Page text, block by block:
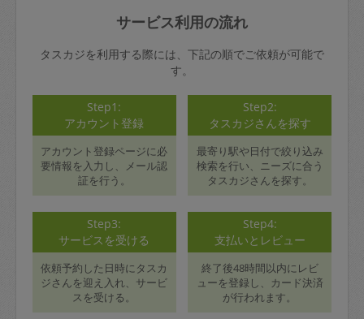
サービス利用の流れ
タスカジを利用する際には、下記の順でご依頼が可能で
す。
Step1:
アカウント登録
アカウント登録ページに必
要情報を入力し、メール認
証を行う。
Step2:
タスカジさんを探す
最寄り駅や日付で絞り込み
検索を行い、ニーズに合う
タスカジさんを探す。
Step3:
サービスを受ける
依頼予約した日時にタスカ
ジさんを迎え入れ、サービ
スを受ける。
Step4:
支払いとレビュー
終了後48時間以内にレビ
ューを登録し、カード決済
が行われます。